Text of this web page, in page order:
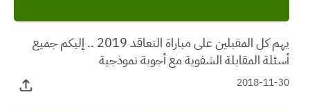
يهم كل المقبلين على مباراة التعاقد 2019 .. إليكم جميع
أسئلة المقابلة الشفوية مع أجوبة نموذجية
2018-11-30